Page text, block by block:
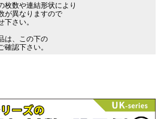
数や連結形状により
が異なりますので
下さい。
は、この下の
確認下さい。